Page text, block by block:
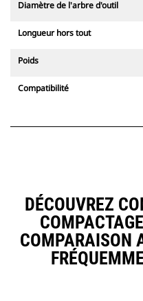
Diamètre de l'arbre d'outil
Longueur hors tout
Poids
Compatibilité
DÉCOUVREZ
COMPARAISON